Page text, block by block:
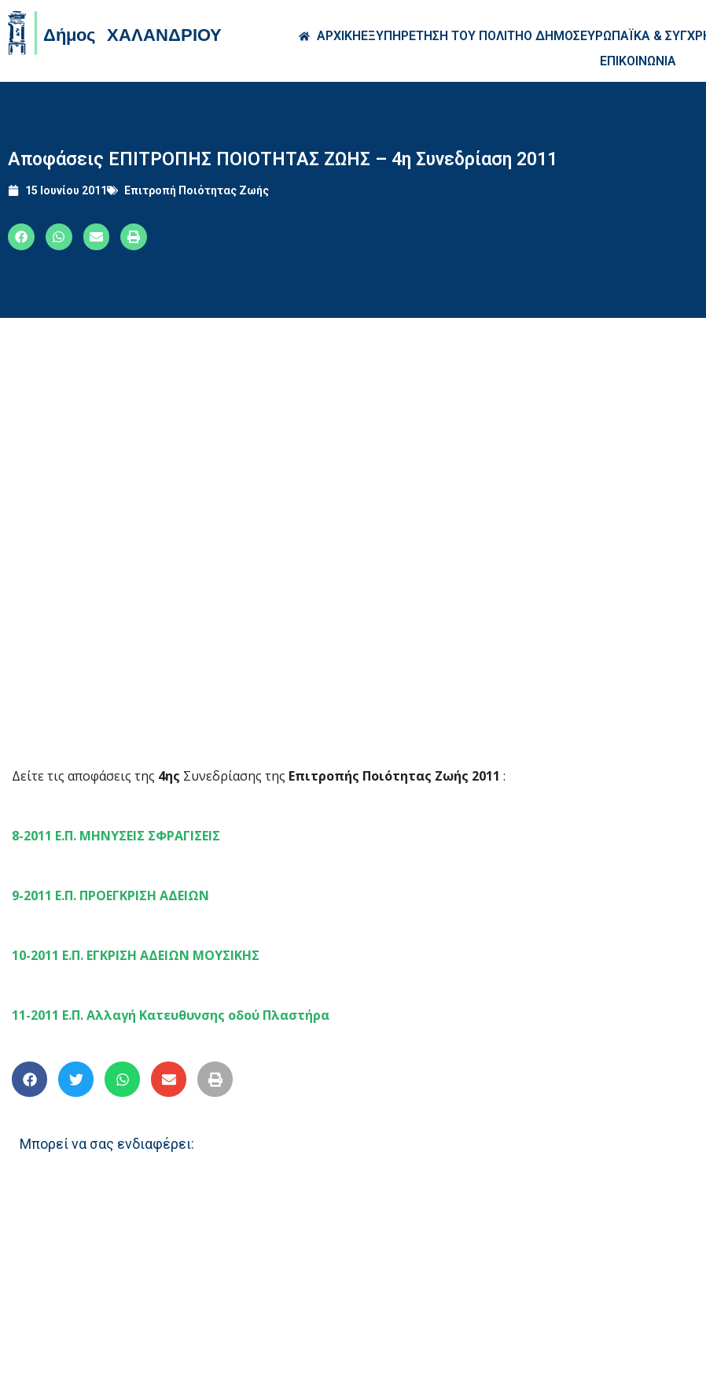
ΑΡΧΙΚΗΕΞΥΠΗΡΕΤΗΣΗ ΤΟΥ ΠΟΛΙΤΗΟ ΔΗΜΟΣΕΥΡΩΠΑΪΚΑ &
ΕΠΙΚΟΙΝΩΝΙΑ
Αποφάσεις ΕΠΙΤΡΟΠΗΣ ΠΟΙΟΤΗΤΑΣ ΖΩΗΣ – 4η Συνεδρίαση 2011
15 Ιουνίου 2011 Επιτροπή Ποιότητας Ζωής
Δείτε τις αποφάσεις της 4ης Συνεδρίασης της Επιτροπής Ποιότητας Ζωής 2011 :
8-2011 Ε.Π. ΜΗΝΥΣΕΙΣ ΣΦΡΑΓΙΣΕΙΣ
9-2011 Ε.Π. ΠΡΟΕΓΚΡΙΣΗ ΑΔΕΙΩΝ
10-2011 Ε.Π. ΕΓΚΡΙΣΗ ΑΔΕΙΩΝ ΜΟΥΣΙΚΗΣ
11-2011 Ε.Π. Αλλαγή Κατευθυνσης οδού Πλαστήρα
Μπορεί να σας ενδιαφέρει: